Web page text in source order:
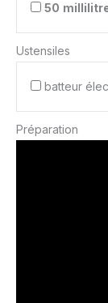
50
Ustensiles
batteur
Préparation